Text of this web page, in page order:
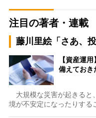
注目の著者・連載
藤川里絵「さあ、
【資産運
備えてお
大規模な災害が起きると
境が不安定になったりす